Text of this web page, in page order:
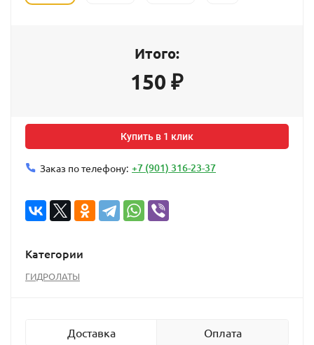
Итого:
150 ₽
Купить в 1 клик
Заказ по телефону: +7 (901) 316-23-37
Категории
ГИДРОЛАТЫ
Доставка Оплата